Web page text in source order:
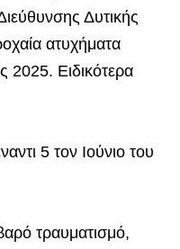
Δυτικής
ατυχήματα
2025. Ειδικότερα
5 τον Ιούνιο του
τραυματισμό,